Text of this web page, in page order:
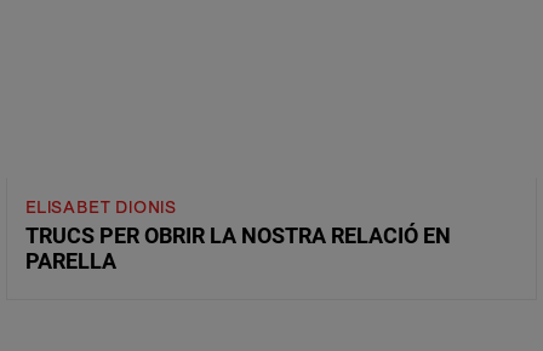
ELISABET DIONIS
TRUCS PER OBRIR LA NOSTRA RELACIÓ EN
PARELLA